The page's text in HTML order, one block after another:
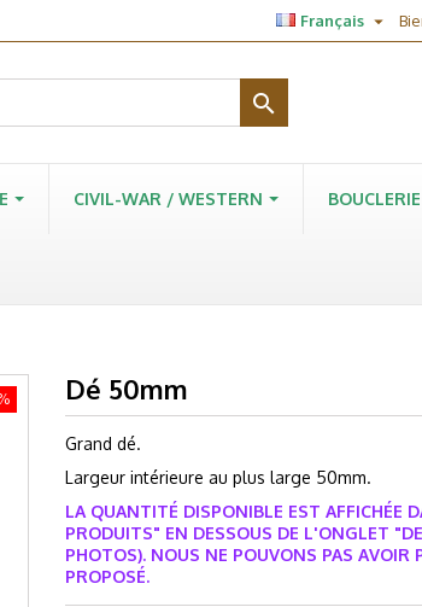
Français 

CIVIL-WAR / WESTERN BOUCLERIE
Dé 50mm
Grand dé.
Largeur intérieure au plus large 50mm.
LA QUANTITÉ DISPONIBLE EST AFFICHÉE
PRODUITS" EN DESSOUS DE L'ONGLET
PHOTOS). NOUS NE POUVONS PAS AVOIR
PROPOSÉ.